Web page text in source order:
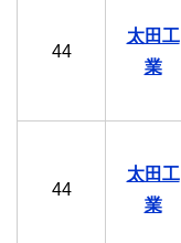
44
太田工
業
44
太田工
業